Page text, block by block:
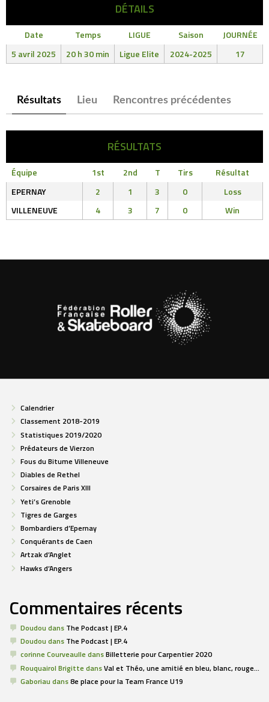
DÉTAILS
Date Temps LIGUE Saison
JOURNÉE
5 avril 2025
20 h 30 min Ligue Elite 2024-2025 17
Résultats Lieu Rencontres précédentes
RÉSULTATS
Équipe 1st 2nd T Tirs
Résultat
EPERNAY
2 1 3 0
Loss
VILLENEUVE
4 3 7 0 Win
Calendrier
Classement 2018-2019
Statistiques 2019/2020
Prédateurs de Vierzon
Fous du Bitume Villeneuve
Diables de Rethel
Corsaires de Paris XIII
Yeti’s Grenoble
Tigres de Garges
Bombardiers d’Epernay
Conquérants de Caen
Artzak d’Anglet
Hawks d’Angers
Commentaires récents
Doudou dans The Podcast | EP.4
Doudou dans The Podcast | EP.4
corinne CourveaulledansBilletterie pour Carpentier 2020
Rouquairol BrigittedansVal et Théo, une amitié en bleu, blanc, rouge…
Gaboriau dans8e place pour la Team France U19